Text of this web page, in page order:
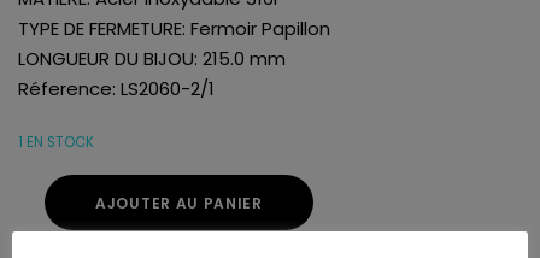
TYPE DE FERMETURE: Fermoir Papillon
LONGUEUR DU BIJOU: 215.0 mm
Réference: LS2060-2/1
1 EN STOCK
AJOUTER AU PANIER